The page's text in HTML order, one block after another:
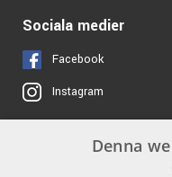
ARTIKELNUMMER
Zildjian 20"
Anniversary
Crash
ARTIKELNUMMER
Sociala medier
Facebook
Instagram
X
Youtube
Denna